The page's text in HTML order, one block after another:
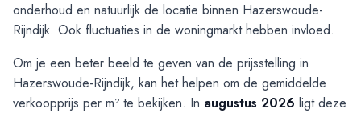
onderhoud en natuurlijk de locatie binnen Hazerswoude-
Rijndijk. Ook fluctuaties in de woningmarkt hebben invloed.
Om je een beter beeld te geven van de prijsstelling in
Hazerswoude-Rijndijk, kan het helpen om de gemiddelde
verkoopprijs per m² te bekijken. In augustus 2026 ligt deze